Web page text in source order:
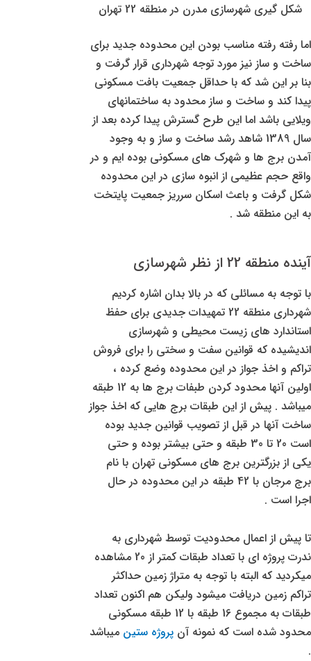
شکل گیری شهرسازی مدرن در منطقه 22 تهران
اما رفته رفته مناسب بودن این محدوده جدید برای
ساخت و ساز نیز مورد توجه شهرداری قرار گرفت و
بنا بر این شد که با حداقل جمعیت بافت مسکونی
پیدا کند و ساخت و ساز محدود به ساختمانهای
ویلایی باشد اما این طرح گسترش پیدا کرده بعد از
سال 1389 شاهد رشد ساخت و ساز و به وجود
آمدن برج ها و شهرک های مسکونی بوده ایم و در
واقع حجم عظیمی از انبوه سازی در این محدوده
شکل گرفت و باعث اسکان سرریز جمعیت پایتخت
به این منطقه شد .
آینده منطقه 22 از نظر شهرسازی
با توجه به مسائلی که در بالا بدان اشاره کردیم
شهرداری منطقه 22 تمهیدات جدیدی برای حفظ
استاندارد های زیست محیطی و شهرسازی
اندیشیده که قوانین سفت و سختی را برای فروش
تراکم و اخذ جواز در این محدوده وضع کرده ،
اولین آنها محدود کردن طبفات برج ها به 12 طبقه
میباشد . پیش از این طبقات برج هایی که اخذ جواز
ساخت آنها در قبل از تصویب قوانین جدید بوده
است 20 تا 30 طبقه و حتی بیشتر بوده و حتی
یکی از بزرگترین برج های مسکونی تهران با نام
برج مرجان با 42 طبقه در این محدوده در حال
اجرا است .
تا پیش از اعمال محدودیت توسط شهرداری به
ندرت پروژه ای با تعداد طبقات کمتر از 20 مشاهده
میکردید که البته با توجه به متراژ زمین حداکثر
تراکم زمین دریافت میشود ولیکن هم اکنون تعداد
طبقات به مجموع 16 طبقه با 12 طبقه مسکونی
محدود شده است که نمونه آن پروژه ستین میباشد
.